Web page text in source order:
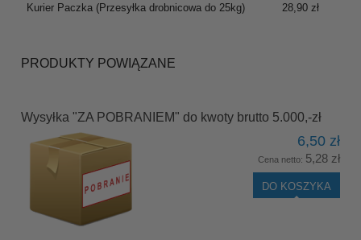
Kurier Paczka(Przesyłka drobnicowa do 25kg) 28,90 zł
PRODUKTY POWIĄZANE
Wysyłka "ZA POBRANIEM" do kwoty brutto 5.000,-zł
6,50 zł
Cena netto: 5,28 zł
DO KOSZYKA